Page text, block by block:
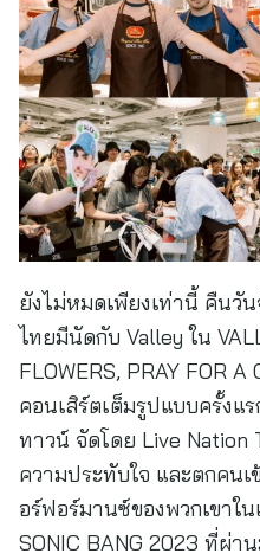
ยังไม่หมดเพียงเท่านี้ คืนวั
ไทยมีนัดกับ Valley ใน
FLOWERS, PRAY FOR
คอนเสิร์ตเต็มรูปแบบครั้งแ
ทาวน์ จัดโดย Live Nation
ความประทับใจ และตกคน
อร์ฟอร์มานซ์ของพวกเขาใ
SONIC BANG 2023 ที่ผ่า